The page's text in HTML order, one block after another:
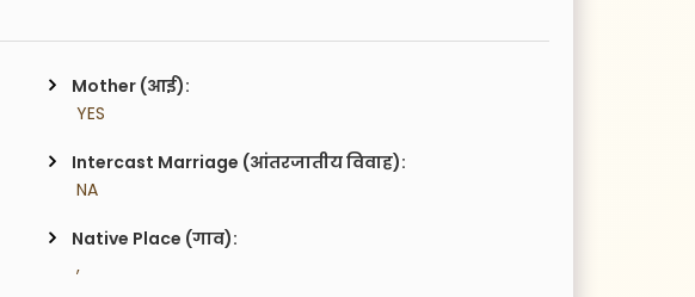
Mother (आई):
YES
Intercast Marriage (आंतरजातीय विवाह):
NA
Native Place (गाव):
,